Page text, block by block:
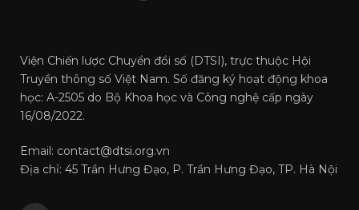
Viện Chiến lược Chuyển đổi số (DTSI), trực thuộc Hội
Truyền thông số Việt Nam. Số đăng ký hoạt động khoa
học: A-2505 do Bộ Khoa học và Công nghệ cấp ngày
16/08/2022.
Email: contact@dtsi.org.vn
Địa chỉ: 45 Trần Hưng Đạo, P. Trần Hưng Đạo, TP. Hà Nội